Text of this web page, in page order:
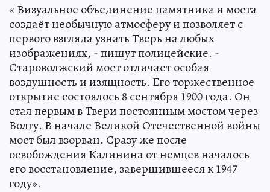
« Визуальное объединение памятника и моста
создаёт необычную атмосферу и позволяет с
первого взгляда узнать Тверь на любых
изображениях, - пишут полицейские. -
Староволжский мост отличает особая
воздушность и изящность. Его торжественное
открытие состоялось 8 сентября 1900 года. Он
стал первым в Твери постоянным мостом через
Волгу. В начале Великой Отечественной войны
мост был взорван. Сразу же после
освобождения Калинина от немцев началось
его восстановление, завершившееся к 1947
году».